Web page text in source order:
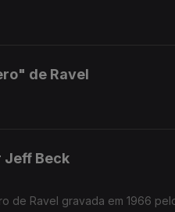
de Ravel
Jeff Beck
de Ravel gravada em 1966